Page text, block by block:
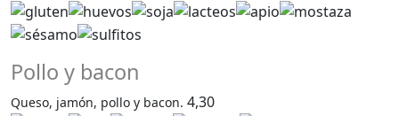
Pollo y bacon
Queso, jamón, pollo y bacon. 4,30